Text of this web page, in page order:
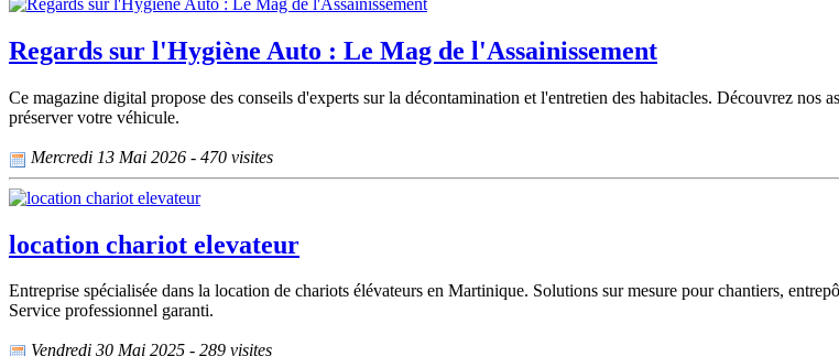
Regards sur l'Hygiène Auto : Le Mag de l'Assainissement
Ce magazine digital propose des conseils d'experts sur la décontamination et l'entretien des habitacles. Découvrez
préserver votre véhicule.
Mercredi 13 Mai 2026 - 470 visites
location chariot elevateur
Entreprise spécialisée dans la location de chariots élévateurs en Martinique. Solutions sur mesure pour chantiers,
Service professionnel garanti.
Vendredi 30 Mai 2025 - 289 visites